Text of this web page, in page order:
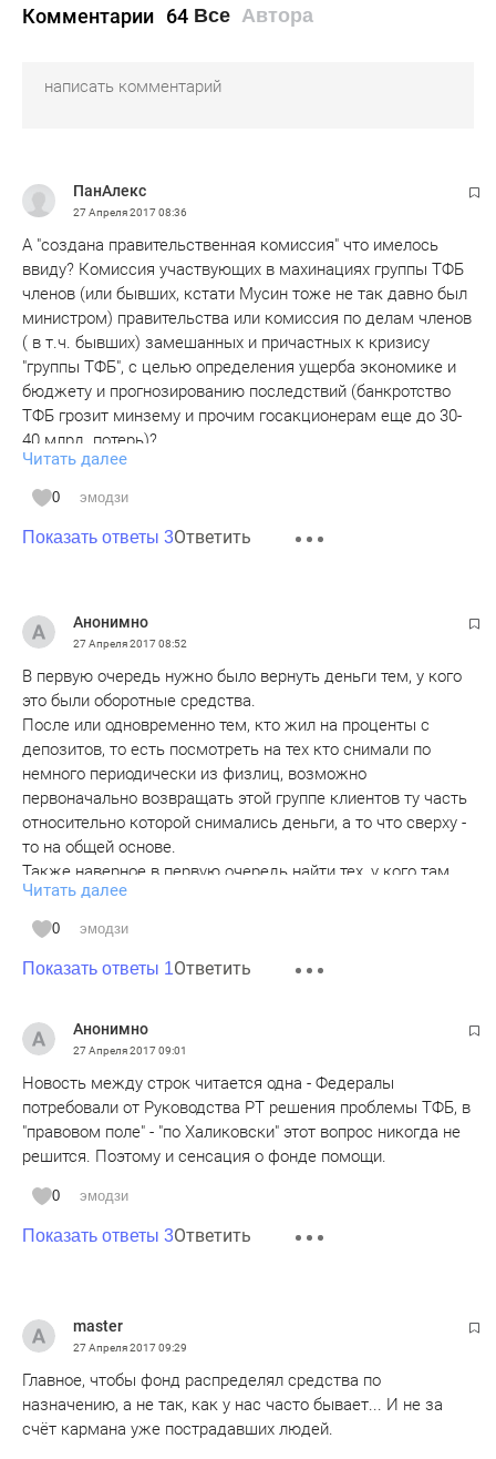
Комментарии 64 Все Автора
ПанАлекс
27 Апреля 201708:36
А "создана правительственная комиссия" что имелось
ввиду? Комиссия участвующих в махинациях группы ТФБ
членов (или бывших, кстати Мусин тоже не так давно был
министром) правительства или комиссия по делам членов
( в т.ч. бывших) замешанных и причастных к кризису
"группы ТФБ", с целью определения ущерба экономике и
бюджету и прогнозированию последствий (банкротство
ТФБ грозит минзему и прочим госакционерам еще до 30-
40 млрд. потерь)?
А еще один фонд начнет собирать еще по 1%, как в ГЖФ,
добровольно-принудительно. Вот прикольно, если во главе
фонда назначат лиц, косвенно причастных к "кризису
ТФБ"...
Читать далее
0 эмодзи
Показать ответы 3Ответить
Анонимно
27 Апреля 201708:52
В первую очередь нужно было вернуть деньги тем, у кого
это были оборотные средства.
После или одновременно тем, кто жил на проценты с
депозитов, то есть посмотреть на тех кто снимали по
немного периодически из физлиц, возможно
первоначально возвращать этой группе клиентов ту часть
относительно которой снимались деньги, а то что сверху -
то на общей основе.
Также наверное в первую очередь найти тех, у кого там
были или накопительные вклады и депозиты с целью
улучшения жилищных условий.
а в общем - наверное провели уже полную и
доскональную проверку банков в республике?
Читать далее
0 эмодзи
Показать ответы 1Ответить
Анонимно
27 Апреля 201709:01
Новость между строк читается одна - Федералы
потребовали от Руководства РТ решения проблемы ТФБ, в
"правовом поле" - "по Халиковски" этот вопрос никогда не
решится. Поэтому и сенсация о фонде помощи.
0 эмодзи
Показать ответы 3Ответить
master
27 Апреля 201709:29
Главное, чтобы фонд распределял средства по
назначению, а не так, как у нас часто бывает... И не за
счёт кармана уже пострадавших людей.